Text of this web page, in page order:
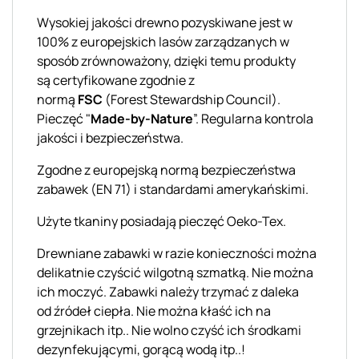
Wysokiej jakości drewno pozyskiwane jest w
100% z europejskich lasów zarządzanych w
sposób zrównoważony, dzięki temu produkty
sącertyfikowane zgodnie z
normą FSC (ForestStewardshipCouncil).
Pieczęć "Made-by-Nature”. Regularna kontrola
jakości i bezpieczeństwa.
Zgodne z europejską normą bezpieczeństwa
zabawek (EN 71) i standardami amerykańskimi.
Użyte tkaniny posiadają pieczęćOeko-Tex.
Drewniane zabawki w razie konieczności można
delikatnie czyścić wilgotną szmatką. Nie można
ich moczyć. Zabawki należytrzymaćz daleka
odźródełciepła. Nie można kłaść ich na
grzejnikach itp.. Niewolno czyść ich środkami
dezynfekującymi, gorącą wodą itp..!